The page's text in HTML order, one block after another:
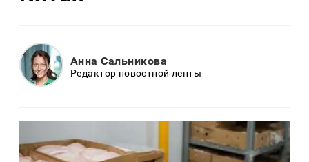
Анна Сальникова
Редактор новостной ленты